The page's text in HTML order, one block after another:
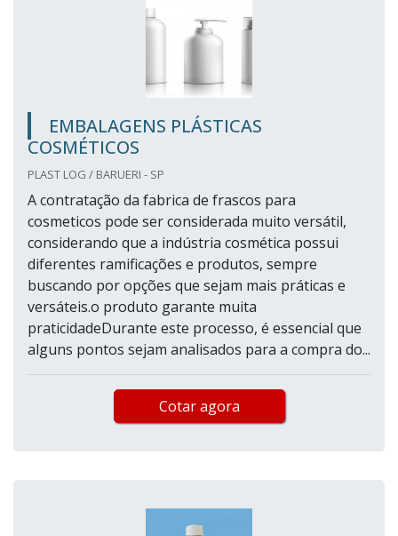
EMBALAGENS PLÁSTICAS
COSMÉTICOS
PLAST LOG / BARUERI - SP
A contratação da fabrica de frascos para
cosmeticos pode ser considerada muito versátil,
considerando que a indústria cosmética possui
diferentes ramificações e produtos, sempre
buscando por opções que sejam mais práticas e
versáteis.o produto garante muita
praticidadeDurante este processo, é essencial que
alguns pontos sejam analisados para a compra do...
Cotar agora